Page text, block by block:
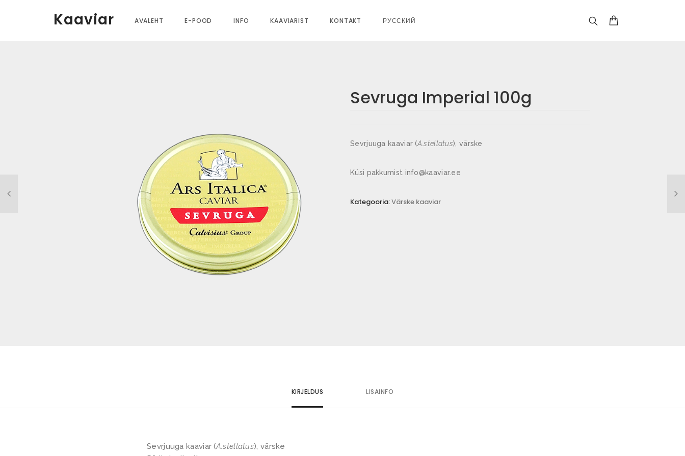
Kaaviar AVALEHT E-POOD INFO KAAVIARIST KONTAKT РУССКИЙ
Sevruga Imperial 100g
Sevrjuuga kaaviar (A.stellatus), värske
Küsi pakkumist info@kaaviar.ee
Kategooria:Värske kaaviar
KIRJELDUS LISAINFO
Sevrjuuga kaaviar (A.stellatus), värske